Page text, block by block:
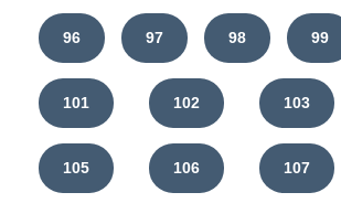
96 97 98 99
101 102 103
105 106 107